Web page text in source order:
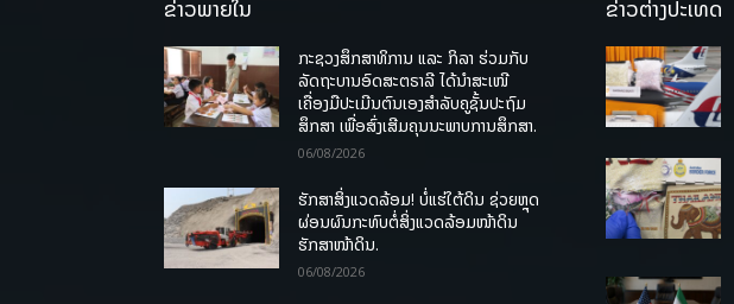
ຂ່າວພາຍໃນ
ກະຊວງສຶກສາທິການ ແລະ ກິລາ ຮ່ວມກັບ
ລັດຖະບານອົດສະຕຣາລີ ໄດ້ນຳສະເໜີ
ເຄື່ອງມືປະເມີນຕົນເອງສຳລັບຄູຊັ້ນປະຖົມ
ສຶກສາ ເພື່ອສົ່ງເສີມຄຸນນະພາບການສຶກສາ.
06/08/2026
ຮັກສາສິ່ງແວດລ້ອມ! ບໍ່ແຮ່ໃຕ້ດິນ ຊ່ວຍຫຼຸດ
ຜ່ອນຜົນກະທົບຕໍ່ສິ່ງແວດລ້ອມໜ້າດິນ
ຮັກສາໜ້າດິນ.
06/08/2026
ຂ່າວຕ່າງປະເທດ